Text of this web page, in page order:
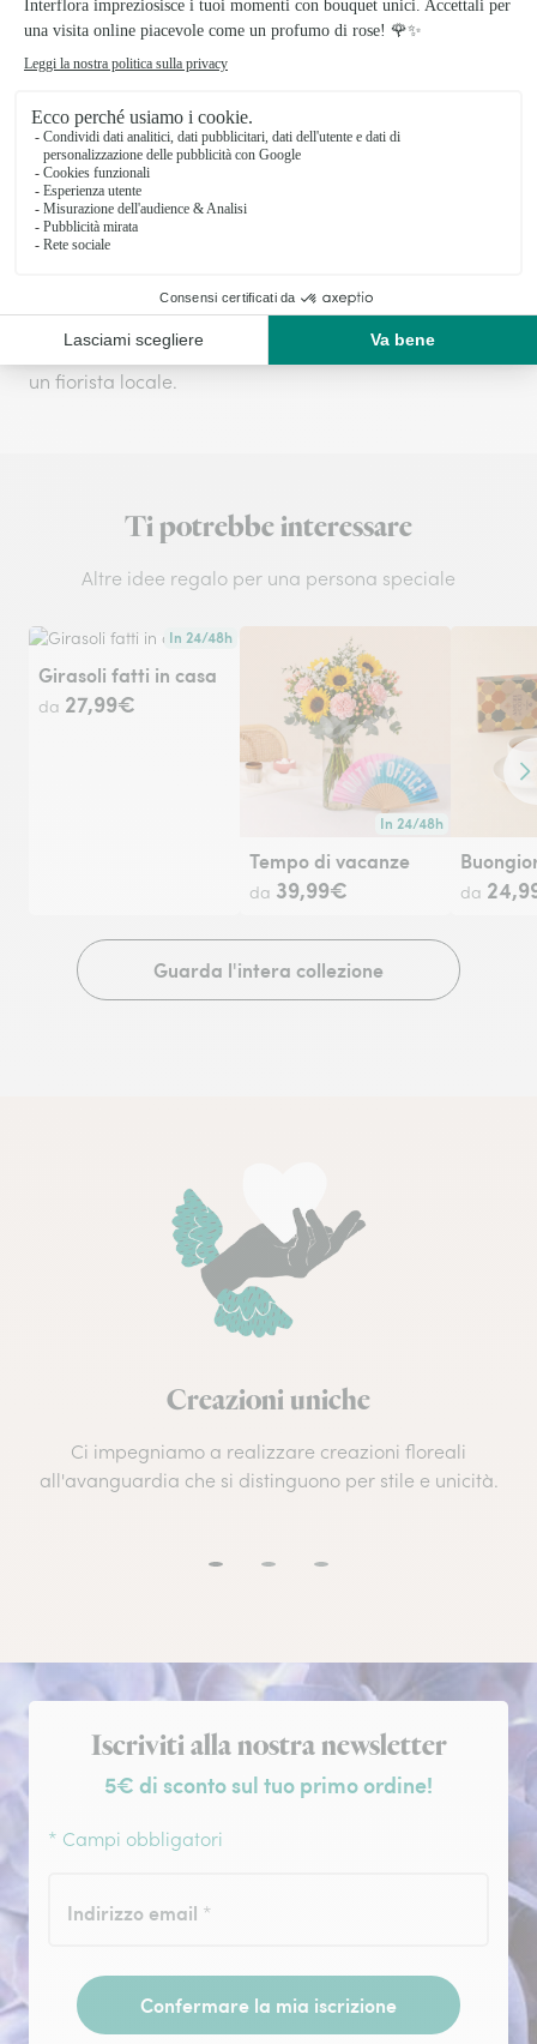
giorno stesso della consegna per garantire la
freschezza dei fiori.
La consegna, in giornata o su appuntamento, viene
Spese di consegna:
9,99€
oInterflora + Abbonamento del servizio
tutti i tuoi ordini in Italia per un anno dalla data di
Consegna in giornata o su appuntamento da parte di
un fiorista locale.
Ti potrebbe interessare
Altre idee regalo per una persona speciale
In 24/48h
Consegna disponibile in 24/48h o in data a tua scelta.
Girasoli fatti in casa
da 27,99€
In 24/48h
Consegna disponibile
Tempo di vacanze
da 39,99€ da
Guarda l'intera collezione
Creazioni uniche
Ci impegniamo a realizzare creazioni floreali
all'avanguardia che si distinguono per stile e unicità.
Iscrizione alla newsletter
Iscriviti alla nostra newsletter
5€ di sconto sul tuo primo ordine!
* Campi obbligatori
Indirizzo email *
Confermare la mia iscrizione